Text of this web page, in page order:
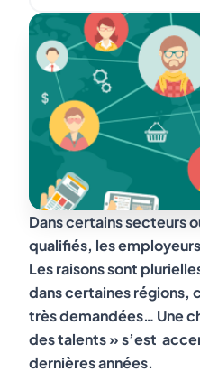
Dans certains secteurs
qualifiés, les
Les raisons sont
dans certaines régions,
très demandées… Une
des talents » s’est
dernières années.